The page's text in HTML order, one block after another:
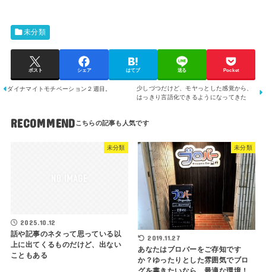
未分類
ポスト シェア はてブ 送る Pocket
ダイナマイトモチベーション２週目。
少しづつだけど、モヤっとした感覚から、
はっきり言語化できるようになってきた
RECOMMEND
未分類
2025.10.12
話や記事のネタって思っている以
上に出てくるものだけど、出ない
こともある
未分類
2019.11.27
あなたはブロバーをご存知です
か？ゆったりとした雰囲気でブロ